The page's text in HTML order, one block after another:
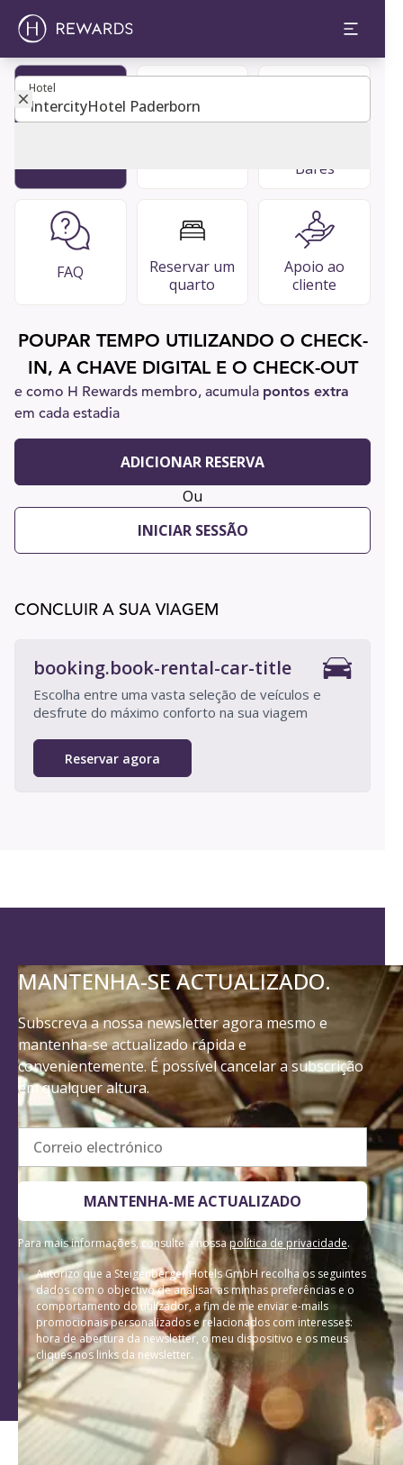
Hotel
Hotel
Bares
FAQ
Reservar um
quarto
Apoio ao
cliente
POUPAR TEMPO UTILIZANDO O CHECK-
IN, A CHAVE DIGITAL E O CHECK-OUT
e como H Rewards membro, acumula pontos extra
em cada estadia
ADICIONAR RESERVA
Ou
INICIAR SESSÃO
CONCLUIR A SUA VIAGEM
booking.book-rental-car-title
Escolha entre uma vasta seleção de veículos e
desfrute do máximo conforto na sua viagem
Reservar agora
MANTENHA-SE ACTUALIZADO.
Subscreva a nossa newsletter agora mesmo e
mantenha-se actualizado rápida e
convenientemente. É possível cancelar a subscrição
em qualquer altura.
Correio electrónico
MANTENHA-ME ACTUALIZADO
Para mais informações, consulte a nossapolítica de privacidade.
Autorizo que a Steigenberger Hotels GmbH recolha os seguintes
dados com o objectivo de analisar as minhas preferências e o
comportamento do utilizador, a fim de me enviar e-mails
promocionais personalizados e relacionados com interesses:
hora de abertura da newsletter, o meu dispositivo e os meus
cliques nos links da newsletter.